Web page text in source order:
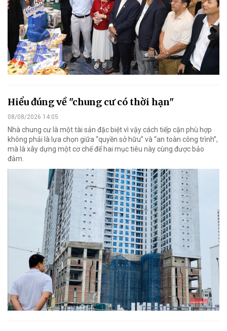
Hiểu đúng về "chung cư có thời hạn"
08/08/2026 14:05
Nhà chung cư là một tài sản đặc biệt vì vậy cách tiếp cận phù hợp
không phải là lựa chọn giữa “quyền sở hữu” và “an toàn công trình”,
mà là xây dựng một cơ chế để hai mục tiêu này cùng được bảo
đảm.